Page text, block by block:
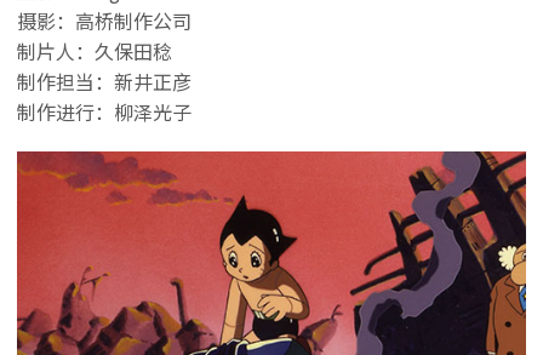
摄影：高桥制作公司
制片人：久保田稔
制作担当：新井正彦
制作进行：柳泽光子